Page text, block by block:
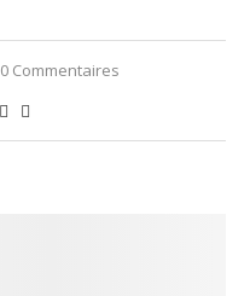
0 Commentaires